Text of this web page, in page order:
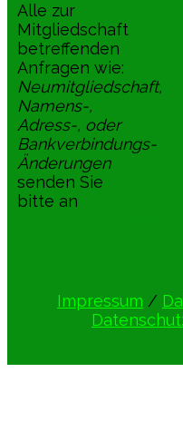
Alle zur
Mitgliedschaft
betreffenden
Anfragen wie:
Neumitgliedschaft,
Namens-,
Adress-, oder
Bankverbindungs-
Änderungen
senden Sie
bitte an
Impressum /